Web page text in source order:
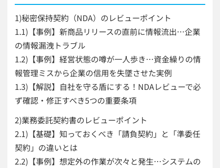
1)秘密保持契約（NDA）のレビューポイント
1.1)【事例】新商品リリースの直前に情報流出…企業
の情報漏洩トラブル
1.2)【事例】経営状態の噂が一人歩き…資金繰りの情
報管理ミスから企業の信用を失墜させた実例
1.3)【解説】自社を守る盾にする！NDAレビューで必
ず確認・修正すべき5つの重要条項
2)業務委託契約書のレビューポイント
2.1)【基礎】知っておくべき「請負契約」と「準委任
契約」の違いとは
2.2)【事例】想定外の作業が次々と発生…システムの